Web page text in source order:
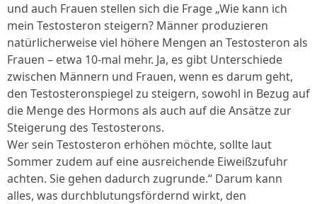
und auch Frauen stellen sich die Frage „Wie kann ich
mein Testosteron steigern? Männer produzieren
natürlicherweise viel höhere Mengen an Testosteron als
Frauen – etwa 10-mal mehr. Ja, es gibt Unterschiede
zwischen Männern und Frauen, wenn es darum geht,
den Testosteronspiegel zu steigern, sowohl in Bezug auf
die Menge des Hormons als auch auf die Ansätze zur
Steigerung des Testosterons.
Wer sein Testosteron erhöhen möchte, sollte laut
Sommer zudem auf eine ausreichende Eiweißzufuhr
achten. Sie gehen dadurch zugrunde.“ Darum kann
alles, was durchblutungsfördernd wirkt, den